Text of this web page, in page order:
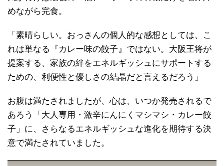
めながら完食。
「素晴らしい。おっさんの個人的な感想としては、こ
れは単なる『カレー味の餃子』ではない。大阪王将が
提案する、家族の絆をエネルギッシュにサポートする
ための、利便性と優しさの結晶だと言えるだろう」
お腹は満たされましたが、心は、いつか発売されるで
あろう「大人専用・激辛にんにくマシマシ・カレー餃
子」に、さらなるエネルギッシュな進化を期待する決
意で満たされていました。